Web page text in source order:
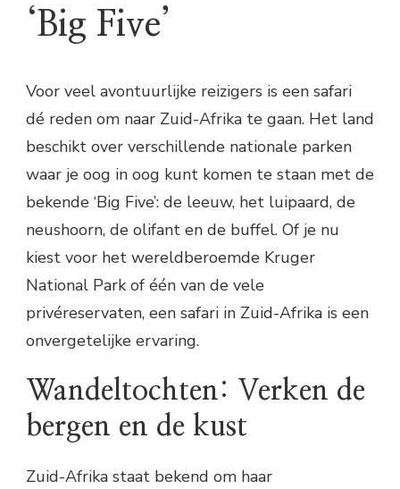
‘Big Five’
Voor veel avontuurlijke reizigers is een safari
dé reden om naar Zuid-Afrika te gaan. Het land
beschikt over verschillende nationale parken
waar je oog in oog kunt komen te staan met de
bekende ‘Big Five’: de leeuw, het luipaard, de
neushoorn, de olifant en de buffel. Of je nu
kiest voor het wereldberoemde Kruger
National Park of één van de vele
privéreservaten, een safari in Zuid-Afrika is een
onvergetelijke ervaring.
Wandeltochten: Verken de
bergen en de kust
Zuid-Afrika staat bekend om haar